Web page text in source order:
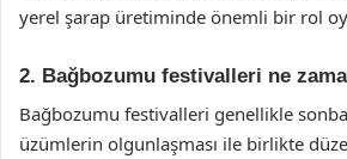
yerel şarap üretiminde önemli bir rol
2. Bağbozumu festivalleri ne
Bağbozumu festivalleri genellikle
üzümlerin olgunlaşması ile birlikte